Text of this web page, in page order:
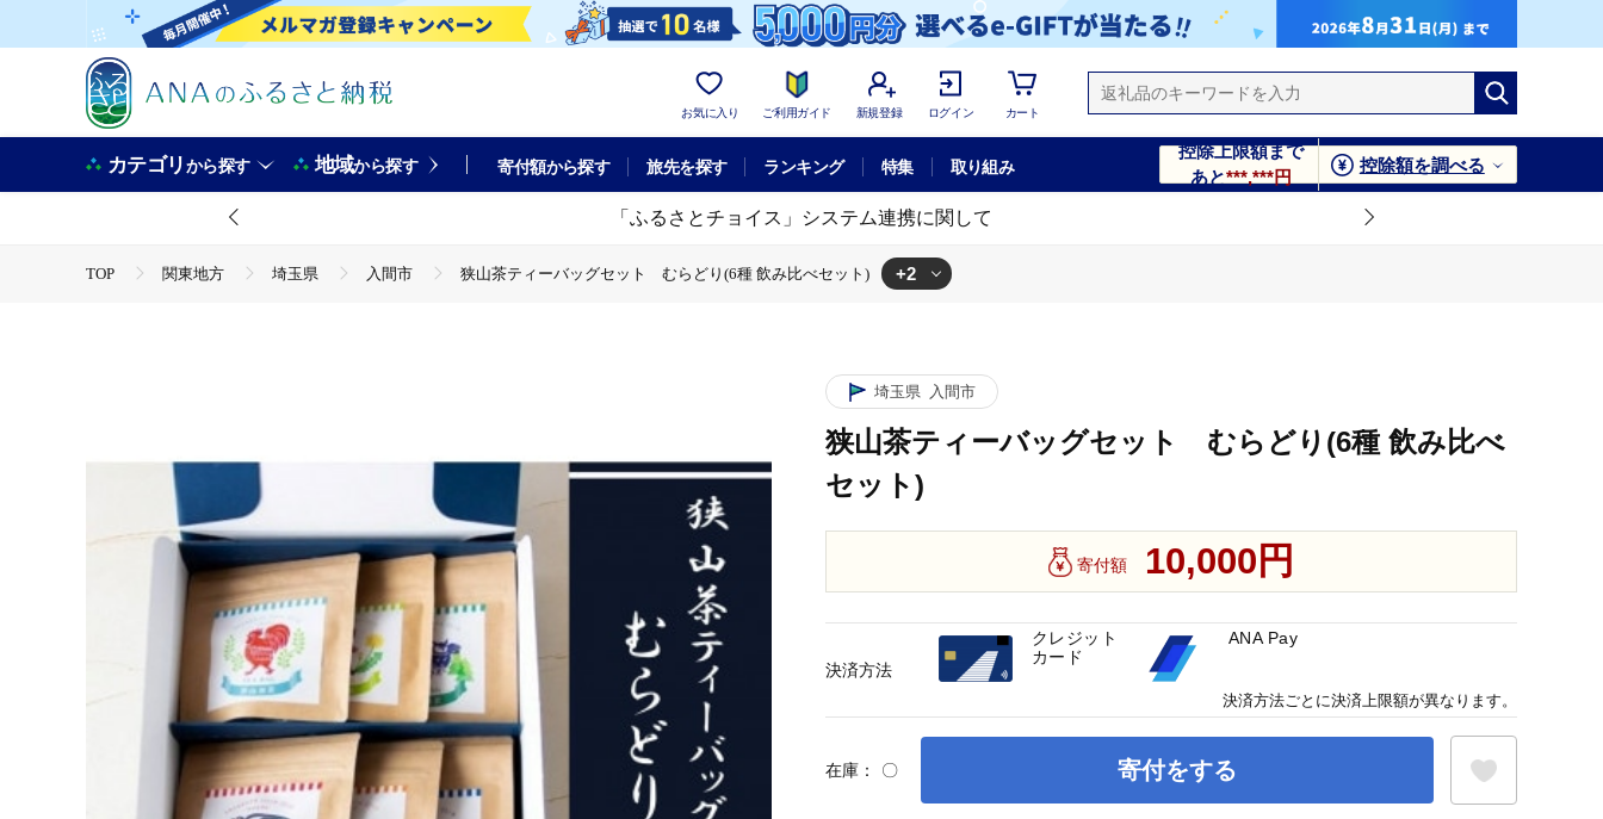
お気に入り ご利用ガイド 新規登録 ログイン カート
カテゴリから探す 地域から探す 寄付額から探す 旅先を探す ランキング 特集 取り組み
控除上限額まで
あと***,***円
控除額を調べる
「ふるさとチョイス」システム連携に関して
TOP 関東地方 埼玉県 入間市 狭山茶ティーバッグセット むらどり(6種 飲み比べセット) +2
埼玉県 入間市
狭山茶ティーバッグセット むらどり(6種 飲み比べ
セット)
寄付額 10,000円
在庫： 〇 寄付をする
決済方法
クレジット
カード
ANA Pay
決済方法ごとに決済上限額が異なります。